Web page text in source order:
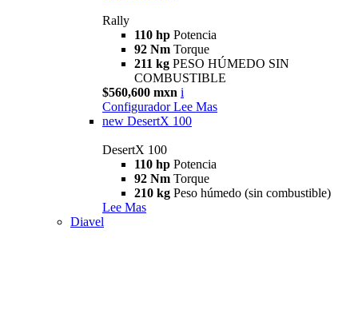
Rally
110 hp Potencia
92 Nm Torque
211 kg PESO HÚMEDO SIN
COMBUSTIBLE
$560,600 mxn i
Configurador Lee Mas
new DesertX 100
DesertX 100
110 hp Potencia
92 Nm Torque
210 kg Peso húmedo (sin combustible)
Lee Mas
Diavel